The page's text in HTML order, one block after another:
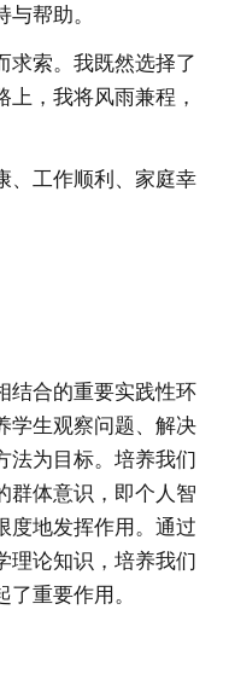
帮助。
求索。我既然选择了
，我将风雨兼程，
、工作顺利、家庭幸
结合的重要实践性环
学生观察问题、解决
法为目标。培养我们
群体意识，即个人智
度地发挥作用。通过
理论知识，培养我们
重要作用。